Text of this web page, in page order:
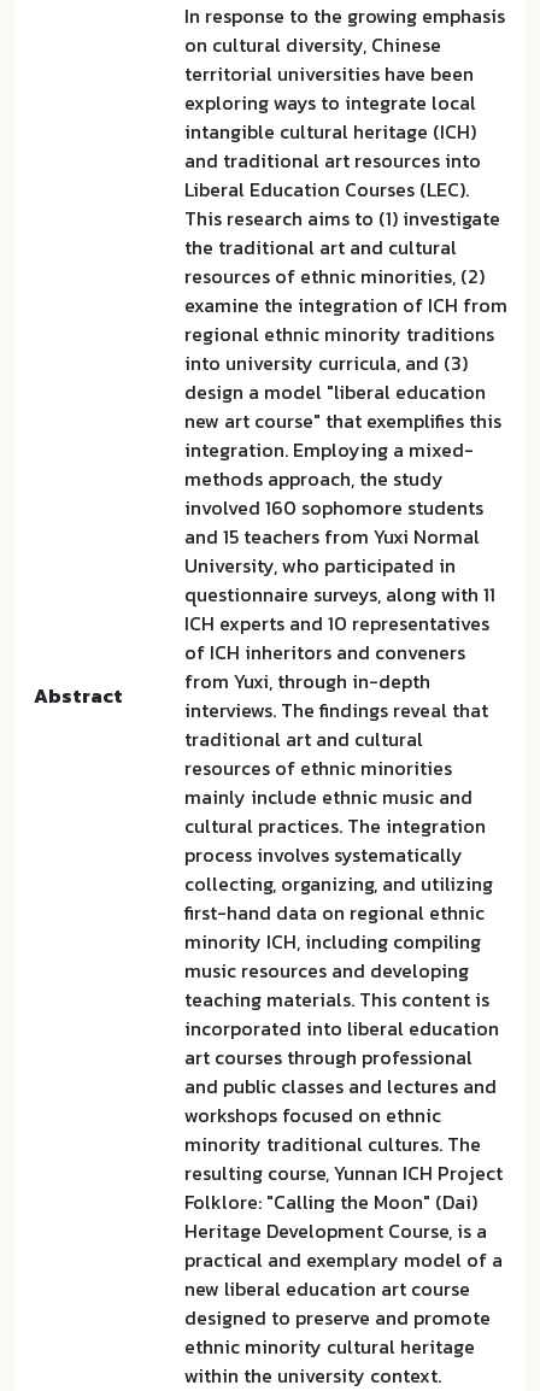
Abstract
In response to the growing emphasis
on cultural diversity, Chinese
territorial universities have been
exploring ways to integrate local
intangible cultural heritage (ICH)
and traditional art resources into
Liberal Education Courses (LEC).
This research aims to (1) investigate
the traditional art and cultural
resources of ethnic minorities, (2)
examine the integration of ICH from
regional ethnic minority traditions
into university curricula, and (3)
design a model "liberal education
new art course" that exemplifies this
integration. Employing a mixed-
methods approach, the study
involved 160 sophomore students
and 15 teachers from Yuxi Normal
University, who participated in
questionnaire surveys, along with 11
ICH experts and 10 representatives
of ICH inheritors and conveners
from Yuxi, through in-depth
interviews. The findings reveal that
traditional art and cultural
resources of ethnic minorities
mainly include ethnic music and
cultural practices. The integration
process involves systematically
collecting, organizing, and utilizing
first-hand data on regional ethnic
minority ICH, including compiling
music resources and developing
teaching materials. This content is
incorporated into liberal education
art courses through professional
and public classes and lectures and
workshops focused on ethnic
minority traditional cultures. The
resulting course, Yunnan ICH Project
Folklore: "Calling the Moon" (Dai)
Heritage Development Course, is a
practical and exemplary model of a
new liberal education art course
designed to preserve and promote
ethnic minority cultural heritage
within the university context.